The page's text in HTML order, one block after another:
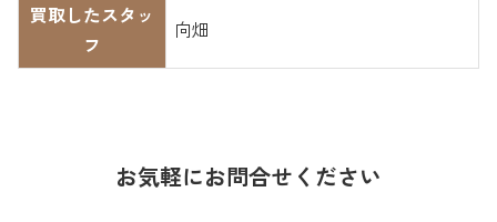
買取したスタッ
フ
向畑
お気軽にお問合せください